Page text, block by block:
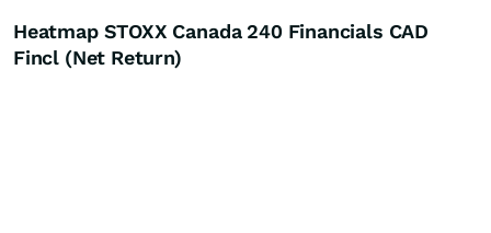
Heatmap STOXX Canada 240 Financials CAD
Fincl (Net Return)